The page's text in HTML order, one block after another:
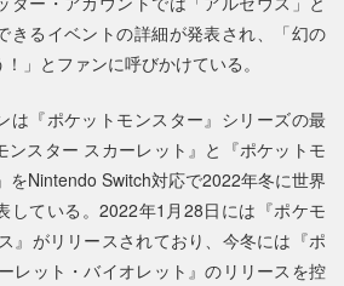
きるイベントの詳細が発表され、「幻の
」とファンに呼びかけている。
は『ポケットモンスター』シリーズの最
ンスター スカーレット』と『ポケットモ
をNintendo Switch対応で2022年冬に世界
している。2022年1月28日には『ポケモ
』がリリースされており、今冬には『ポ
レット・バイオレット』のリリースを控